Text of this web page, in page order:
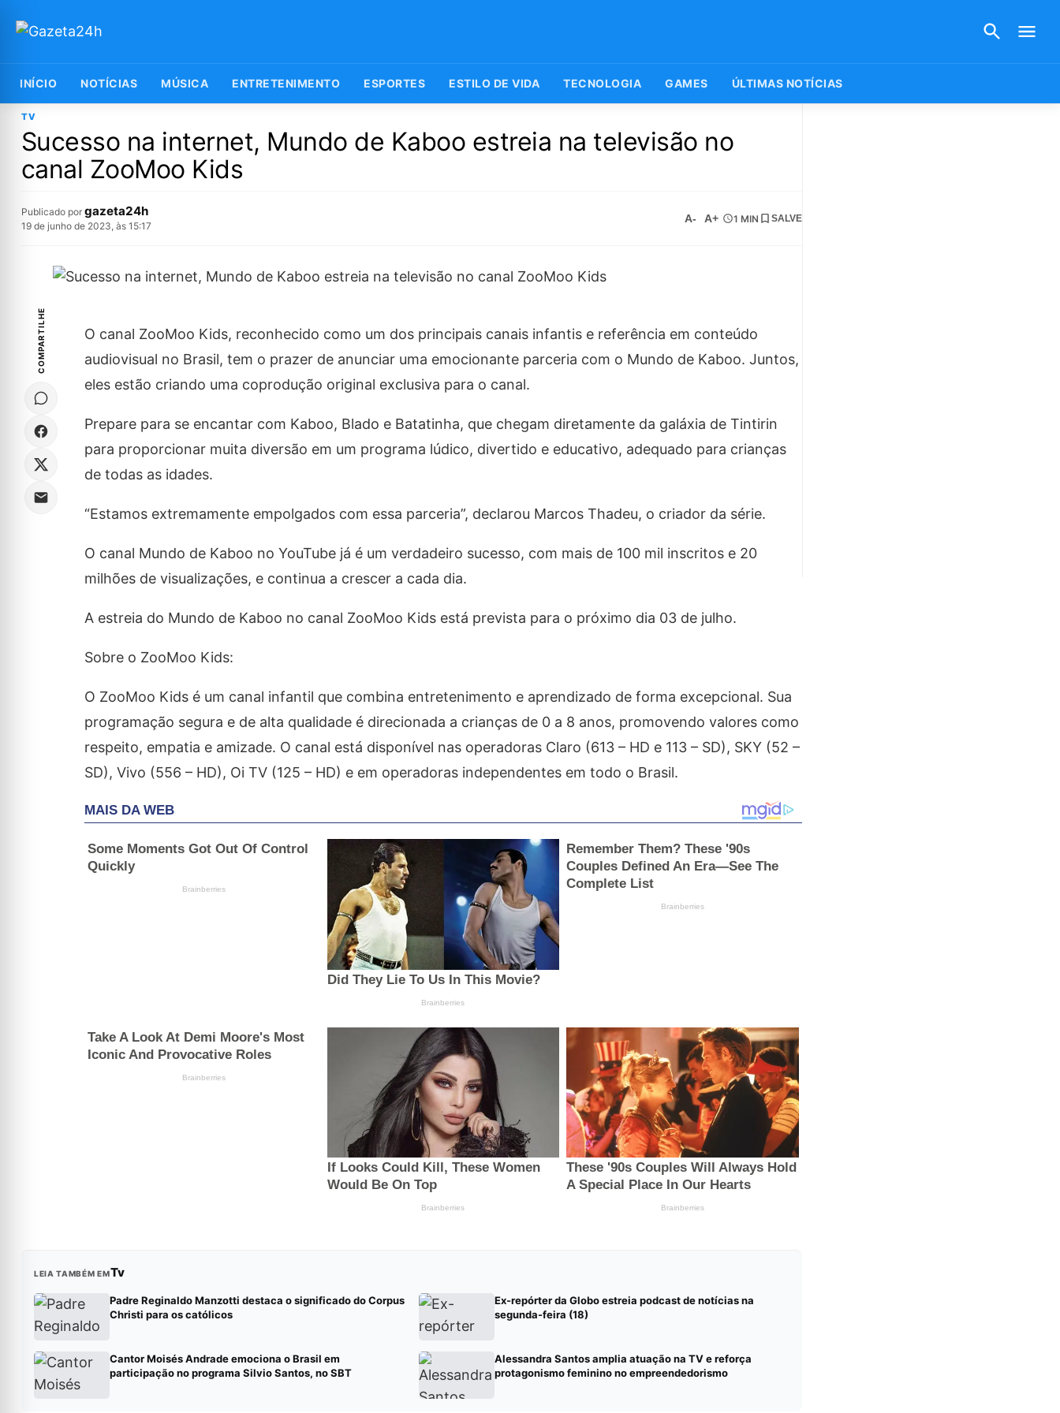
INÍCIO NOTÍCIAS MÚSICA ENTRETENIMENTO ESPORTES ESTILO DE VIDA TECNOLOGIA GAMES ÚLTIMAS NOTÍCIAS
TV
Sucesso na internet, Mundo de Kaboo estreia na televisão no
canal ZooMoo Kids
Publicado por gazeta24h
19 de junho de 2023, às 15:17
A- A+ 1 MIN SALVE
COMPARTILHE
O canal ZooMoo Kids, reconhecido como um dos principais canais infantis e referência em conteúdo
audiovisual no Brasil, tem o prazer de anunciar uma emocionante parceria com o Mundo de Kaboo. Juntos,
eles estão criando uma coprodução original exclusiva para o canal.
Prepare para se encantar com Kaboo, Blado e Batatinha, que chegam diretamente da galáxia de Tintirin
para proporcionar muita diversão em um programa lúdico, divertido e educativo, adequado para crianças
de todas as idades.
“Estamos extremamente empolgados com essa parceria”, declarou Marcos Thadeu, o criador da série.
O canal Mundo de Kaboo no YouTube já é um verdadeiro sucesso, com mais de 100 mil inscritos e 20
milhões de visualizações, e continua a crescer a cada dia.
A estreia do Mundo de Kaboo no canal ZooMoo Kids está prevista para o próximo dia 03 de julho.
Sobre o ZooMoo Kids:
O ZooMoo Kids é um canal infantil que combina entretenimento e aprendizado de forma excepcional. Sua
programação segura e de alta qualidade é direcionada a crianças de 0 a 8 anos, promovendo valores como
respeito, empatia e amizade. O canal está disponível nas operadoras Claro (613 – HD e 113 – SD), SKY (52 –
SD), Vivo (556 – HD), Oi TV (125 – HD) e em operadoras independentes em todo o Brasil.
LEIA TAMBÉM EMTv
Padre Reginaldo Manzotti destaca o significado do Corpus
Christi para os católicos
Ex-repórter da Globo estreia podcast de notícias na
segunda-feira (18)
Cantor Moisés Andrade emociona o Brasil em
participação no programa Silvio Santos, no SBT
Alessandra Santos amplia atuação na TV e reforça
protagonismo feminino no empreendedorismo